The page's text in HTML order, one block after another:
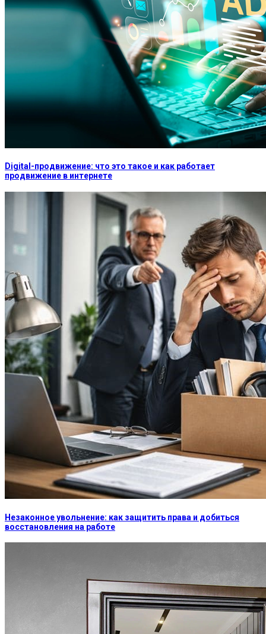
Digital-продвижение: что это такое и как работает
продвижение в интернете
Незаконное увольнение: как защитить права и добиться
восстановления на работе